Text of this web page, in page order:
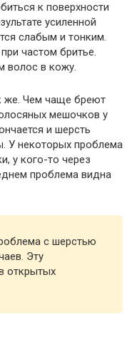
к поверхности
усиленной
слабым и тонким.
частом бритье.
волос в кожу.
же. Чем чаще бреют
мешочков у
и шерсть
У некоторых проблема
у кого-то через
проблема видна
с шерстью
Эту
открытых